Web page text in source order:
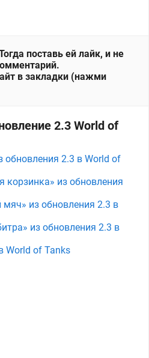
поставь ей лайк, и не
в закладки (нажми
2.3 World of
обновления 2.3 в World of
корзинка» из обновления
из обновления 2.3 в
из обновления 2.3 в
World of Tanks